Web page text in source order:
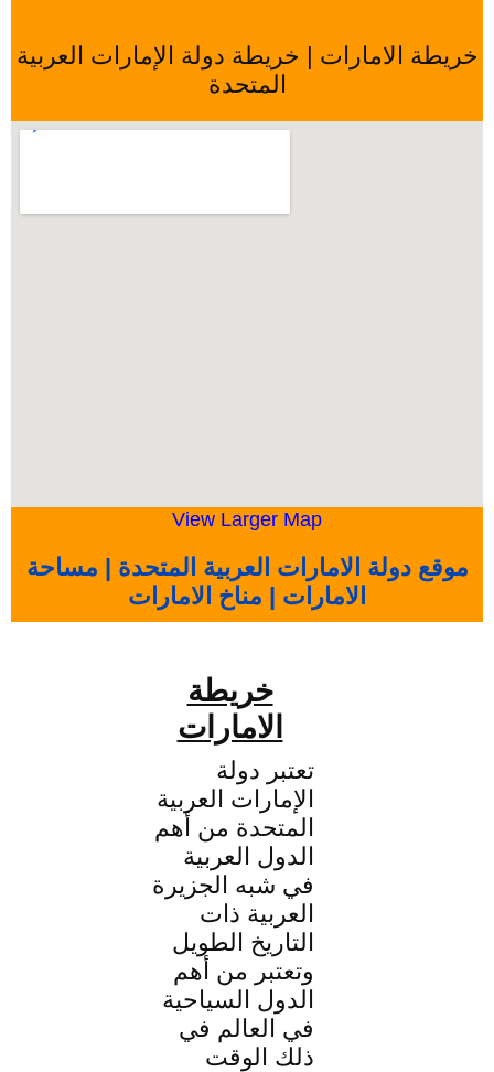
خريطة الامارات | خريطة دولة الإمارات العربية
المتحدة
View Larger Map
موقع دولة الامارات العربية المتحدة | مساحة
الامارات | مناخ الامارات
خريطة
الامارات
تعتبر دولة
الإمارات العربية
المتحدة من أهم
الدول العربية
في شبه الجزيرة
العربية ذات
التاريخ الطويل
وتعتبر من أهم
الدول السياحية
في العالم في
ذلك الوقت